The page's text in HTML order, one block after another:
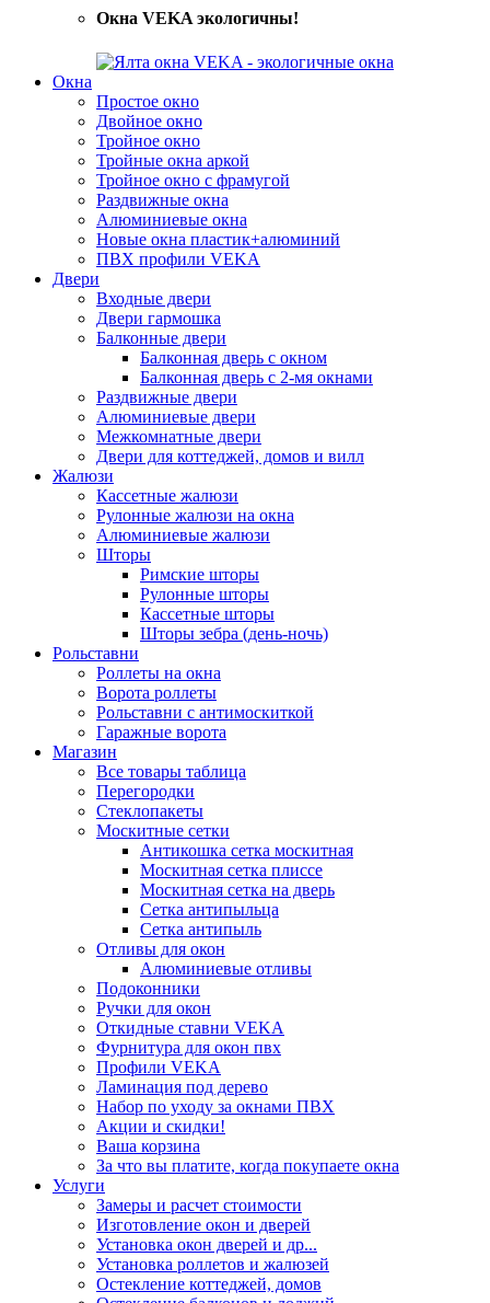
Окна VEKA экологичны!
Окна
Простое окно
Двойное окно
Тройное окно
Тройные окна аркой
Тройное окно с фрамугой
Раздвижные окна
Алюминиевые окна
Новые окна пластик+алюминий
ПВХ профили VEKA
Двери
Входные двери
Двери гармошка
Балконные двери
Балконная дверь с окном
Балконная дверь с 2-мя окнами
Раздвижные двери
Алюминиевые двери
Межкомнатные двери
Двери для коттеджей, домов и вилл
Жалюзи
Кассетные жалюзи
Рулонные жалюзи на окна
Алюминиевые жалюзи
Шторы
Римские шторы
Рулонные шторы
Кассетные шторы
Шторы зебра (день-ночь)
Рольставни
Роллеты на окна
Ворота роллеты
Рольставни с антимоскиткой
Гаражные ворота
Магазин
Все товары таблица
Перегородки
Стеклопакеты
Москитные сетки
Антикошка сетка москитная
Москитная сетка плиссе
Москитная сетка на дверь
Сетка антипыльца
Сетка антипыль
Отливы для окон
Алюминиевые отливы
Подоконники
Ручки для окон
Откидные ставни VEKA
Фурнитура для окон пвх
Профили VEKA
Ламинация под дерево
Набор по уходу за окнами ПВХ
Акции и скидки!
Ваша корзина
За что вы платите, когда покупаете окна
Услуги
Замеры и расчет стоимости
Изготовление окон и дверей
Установка окон дверей и др...
Установка роллетов и жалюзей
Остекление коттеджей, домов